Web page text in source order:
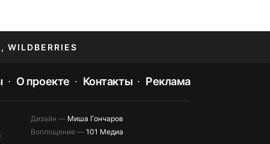
WILDBERRIES
О проекте Контакты Реклама
Дизайн — Миша Гончаров
Воплощение — 101 Медиа